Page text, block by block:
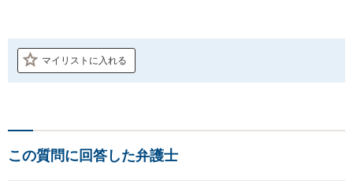
マイリストに入れる
この質問に回答した弁護士